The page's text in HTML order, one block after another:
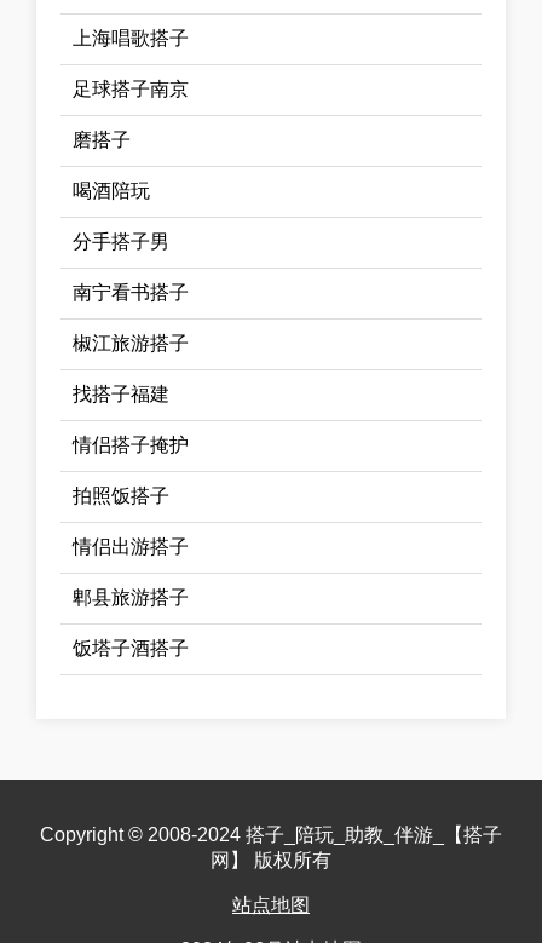
上海唱歌搭子
足球搭子南京
磨搭子
喝酒陪玩
分手搭子男
南宁看书搭子
椒江旅游搭子
找搭子福建
情侣搭子掩护
拍照饭搭子
情侣出游搭子
郫县旅游搭子
饭塔子酒搭子
Copyright © 2008-2024 搭子_陪玩_助教_伴游_【搭子
网】 版权所有
站点地图